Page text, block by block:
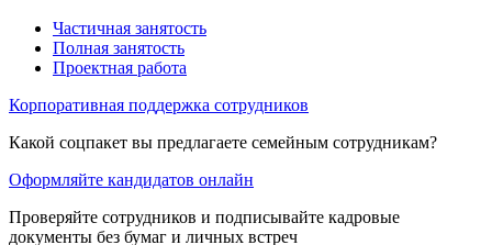
Частичная занятость
Полная занятость
Проектная работа
Корпоративная поддержка сотрудников
Какой соцпакет вы предлагаете семейным сотрудникам?
Оформляйте кандидатов онлайн
Проверяйте сотрудников и подписывайте кадровые
документы без бумаг и личных встреч